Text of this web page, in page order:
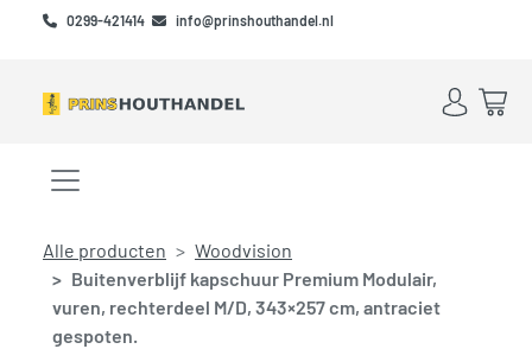
Skip to main content
Skip to footer
0299-421414 info@prinshouthandel.nl
Account
Menu openen/sluiten
Alle producten
Woodvision
Buitenverblijf kapschuur Premium Modulair,
vuren, rechterdeel M/D, 343×257 cm, antraciet
gespoten.